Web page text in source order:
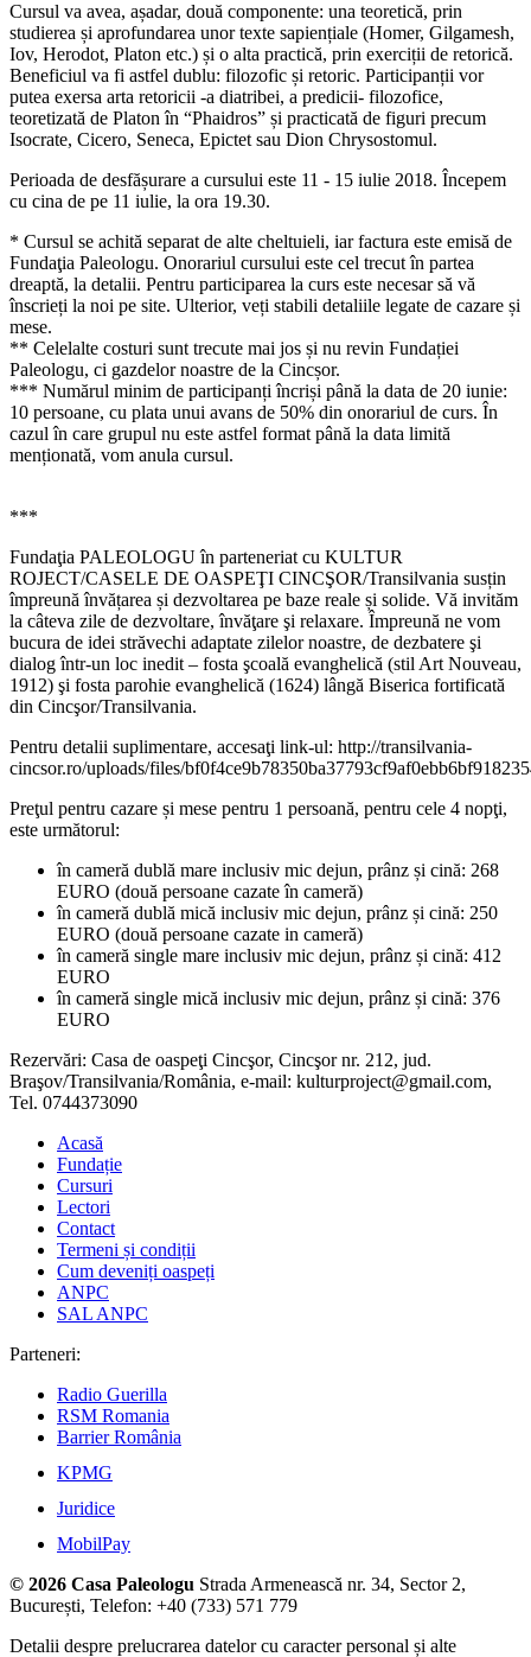
Cursul va avea, așadar, două componente: una teoretică, prin
studierea și aprofundarea unor texte sapiențiale (Homer, Gilgamesh,
Iov, Herodot, Platon etc.) și o alta practică, prin exerciții de retorică.
Beneficiul va fi astfel dublu: filozofic și retoric. Participanții vor
putea exersa arta retoricii -a diatribei, a predicii- filozofice,
teoretizată de Platon în “Phaidros” și practicată de figuri precum
Isocrate, Cicero, Seneca, Epictet sau Dion Chrysostomul.
Perioada de desfășurare a cursului este 11 - 15 iulie 2018. Începem
cu cina de pe 11 iulie, la ora 19.30.
* Cursul se achită separat de alte cheltuieli, iar factura este emisă de
Fundaţia Paleologu. Onorariul cursului este cel trecut în partea
dreaptă, la detalii. Pentru participarea la curs este necesar să vă
înscrieți la noi pe site. Ulterior, veți stabili detaliile legate de cazare și
mese.
** Celelalte costuri sunt trecute mai jos și nu revin Fundației
Paleologu, ci gazdelor noastre de la Cincșor.
*** Numărul minim de participanți încriși până la data de 20 iunie:
10 persoane, cu plata unui avans de 50% din onorariul de curs. În
cazul în care grupul nu este astfel format până la data limită
menționată, vom anula cursul.
***
Fundaţia PALEOLOGU în parteneriat cu KULTUR
ROJECT/CASELE DE OASPEŢI CINCŞOR/Transilvania susțin
împreună învățarea și dezvoltarea pe baze reale și solide. Vă invităm
la câteva zile de dezvoltare, învăţare şi relaxare. Împreună ne vom
bucura de idei străvechi adaptate zilelor noastre, de dezbatere şi
dialog într-un loc inedit – fosta şcoală evanghelică (stil Art Nouveau,
1912) şi fosta parohie evanghelică (1624) lângă Biserica fortificată
din Cincşor/Transilvania.
Pentru detalii suplimentare, accesaţi link-ul: http://transilvania-
cincsor.ro/uploads/files/
Preţul pentru cazare și mese pentru 1 persoană, pentru cele 4 nopţi,
este următorul:
în cameră dublă mare inclusiv mic dejun, prânz și cină: 268
EURO (două persoane cazate în cameră)
în cameră dublă mică inclusiv mic dejun, prânz și cină: 250
EURO (două persoane cazate in cameră)
în cameră single mare inclusiv mic dejun, prânz și cină: 412
EURO
în cameră single mică inclusiv mic dejun, prânz și cină: 376
EURO
Rezervări: Casa de oaspeţi Cincşor, Cincşor nr. 212, jud.
Braşov/Transilvania/România, e-mail: kulturproject@gmail.com,
Tel. 0744373090
Acasă
Fundație
Cursuri
Lectori
Contact
Termeni și condiții
Cum deveniți oaspeți
ANPC
SAL ANPC
Parteneri:
Radio Guerilla
RSM Romania
Barrier România
KPMG
Juridice
MobilPay
© 2026 Casa Paleologu Strada Armenească nr. 34, Sector 2,
București, Telefon: +40 (733) 571 779
Detalii despre prelucrarea datelor cu caracter personal și alte